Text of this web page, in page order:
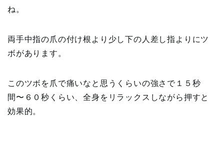
ね。
両手中指の爪の付け根より少し下の人差し指よりにツ
ボがあります。
このツボを爪で痛いなと思うくらいの強さで１５秒
間〜６０秒くらい、全身をリラックスしながら押すと
効果的。